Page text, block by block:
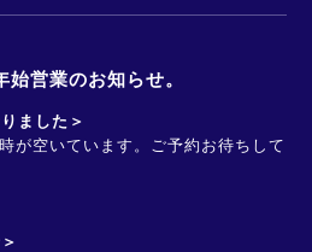
営業のお知らせ。
ました＞
が空いています。ご予約お待ちして